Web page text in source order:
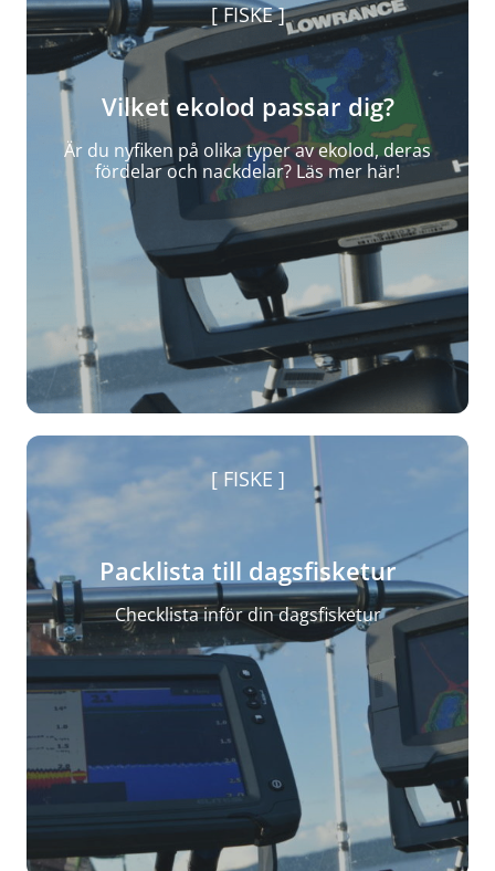
FISKE
Vilket ekolod passar dig?
Är du nyfiken på olika typer av ekolod, deras
fördelar och nackdelar? Läs mer här!
FISKE
Packlista till dagsfisketur
Checklista inför din dagsfisketur